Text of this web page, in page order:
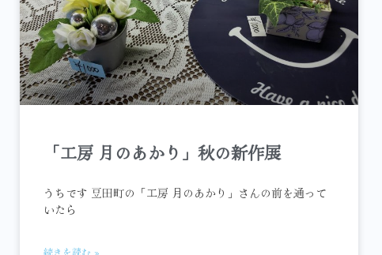
「工房 月のあかり」秋の新作展
うちです 豆田町の「工房 月のあかり」さんの前を通って
いたら
続きを読む »